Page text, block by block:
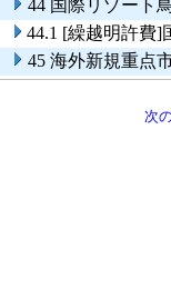
44 国際リゾート
44.1 [繰越明許費]
45 海外新規重点
次